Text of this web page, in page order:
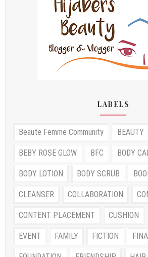
LABELS
Beaute Femme Community BEAUTY
BEBY ROSE GLOW BFC BODY
BODY LOTION BODY SCRUB
CLEANSER COLLABORATION
CONTENT PLACEMENT CUSHION
EVENT FAMILY FICTION